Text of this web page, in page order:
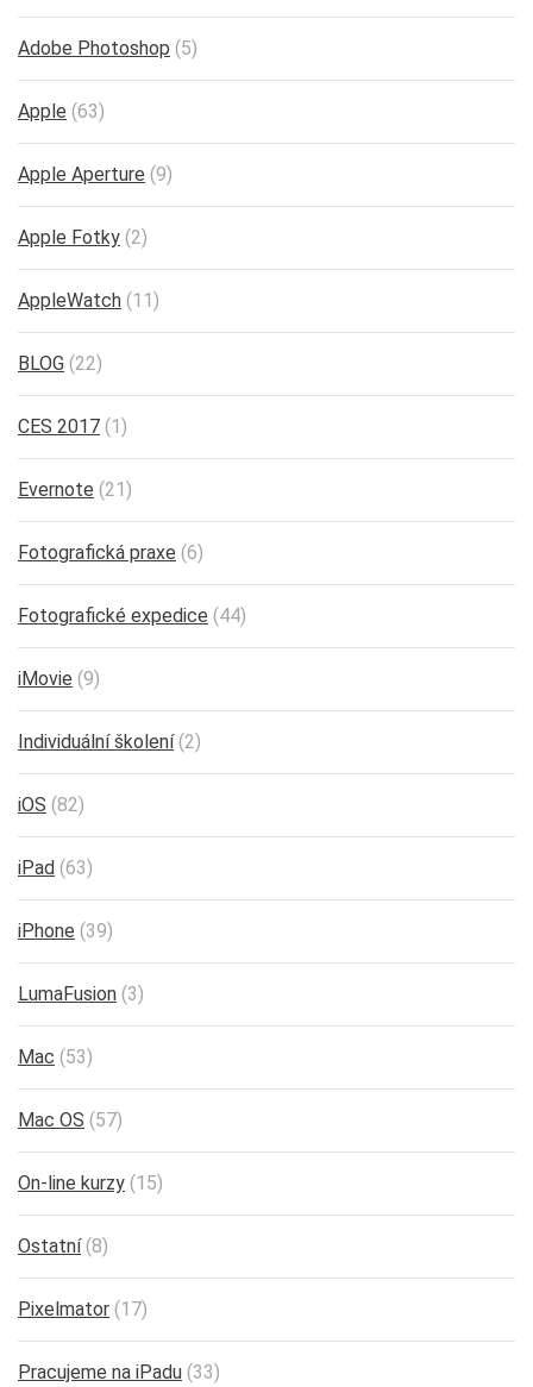
Adobe Photoshop (5)
Apple (63)
Apple Aperture (9)
Apple Fotky (2)
AppleWatch (11)
BLOG (22)
CES 2017 (1)
Evernote (21)
Fotografická praxe (6)
Fotografické expedice (44)
iMovie (9)
Individuální školení(2)
iOS (82)
iPad (63)
iPhone (39)
LumaFusion (3)
Mac (53)
Mac OS (57)
On-line kurzy (15)
Ostatní(8)
Pixelmator (17)
Pracujeme na iPadu (33)